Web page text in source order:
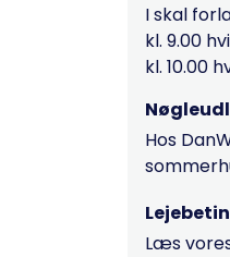
I skal
kl. 9.00
kl. 10.00
Hos
Læs